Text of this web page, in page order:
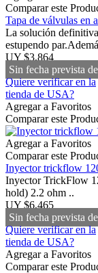
Comparar este
Tapa de válvulas en
La solución
estupendo
UY $3,864
Sin fecha prevista
Quiere verificar en la
tienda de USA?
Agregar a Favoritos
Comparar este
Agregar a Favoritos
Comparar este
Inyector trickflow
Inyector TrickFlow
hold) 2.2 ohm ..
UY $6,465
Sin fecha prevista
Quiere verificar en la
tienda de USA?
Agregar a Favoritos
Comparar este